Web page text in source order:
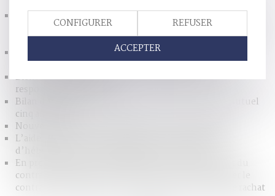
Transfert, en cours de procédure, de la résidence
habituelle de l’enfant vers un État tiers : quelle juridiction
compétente ?
Coût des frais d’obsèques : les solutions pour une
meilleure information des consommateurs
Biens scellés dérobés et volés : jusqu'où s'arrête la
responsabilité de l'État ?
Bilan de la réforme du divorce par consentement mutuel
cinq ans après
Nouveaux droits du propriétaire du bien confisqué
L’aide sociale versée directement à l’établissement
d’hébergement est récupérable sur succession
En présence d’avances dépassant la valeur de rachat du
contrat d’assurance-vie, l’assureur ne peut modifier le
contrat unilatéralement pour s’octroyer un droit de rachat
CONFIGURER
REFUSER
ACCEPTER